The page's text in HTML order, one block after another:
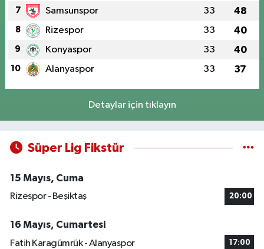
7 Samsunspor 33 48
8 Rizespor 33 40
9 Konyaspor 33 40
10 Alanyaspor 33 37
Detaylar için tıklayın
Süper Lig Fikstür
15 Mayıs, Cuma
Rizespor - Beşiktaş
20:00
16 Mayıs, Cumartesi
Fatih Karagümrük - Alanyaspor
17:00